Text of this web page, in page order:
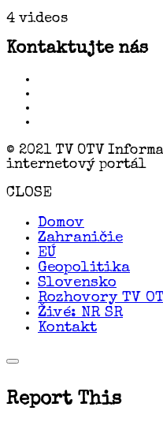
4 videos
Kontaktujte nás
© 2021 TV OTV
internetový portál
CLOSE
Domov
Zahraničie
EÚ
Geopolitika
Slovensko
Rozhovory TV
Živé: NR SR
Kontakt
Report This